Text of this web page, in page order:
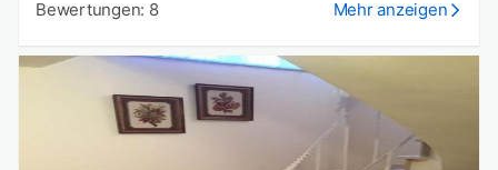
Bewertungen: 8
Mehr anzeigen